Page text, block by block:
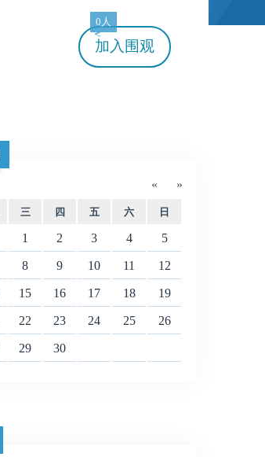
加入
0人
围观
« »
三 四 五 六 日
1 2 3 4 5
8 9 10 11 12
15 16 17 18 19
22 23 24 25 26
29 30